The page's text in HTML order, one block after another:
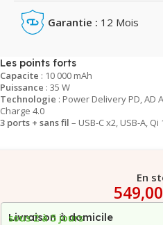
Garantie : 12 Mois
Les points forts
Capacite : 10 000 mAh
Puissance : 35 W
Technologie : Power Delivery PD, AD
Charge 4.0
3 ports + sans fil – USB-C x2, USB-A, Qi
En
549,00
Livraison à domicile
sous 2 à 5 jours